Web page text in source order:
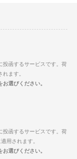
投函するサービスです。荷
ます。
選びください。
投函するサービスです。荷
用されます。
選びください。